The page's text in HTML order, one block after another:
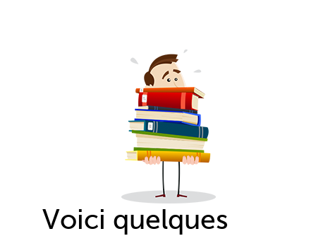
Voici quelques